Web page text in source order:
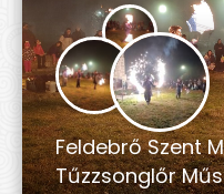
Feldebrő Szent
Tűzzsonglőr